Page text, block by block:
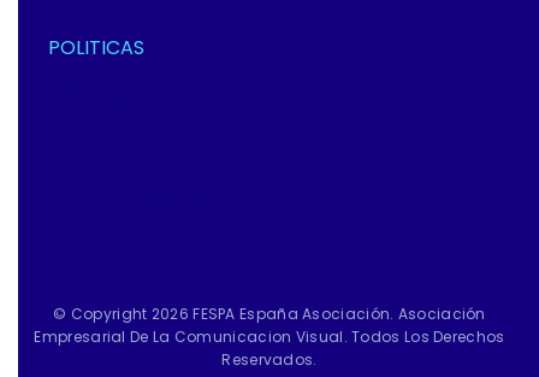
POLITICAS
© Copyright 2026 FESPA España Asociación. Asociación
Empresarial De La Comunicacion Visual. Todos Los Derechos
Reservados.